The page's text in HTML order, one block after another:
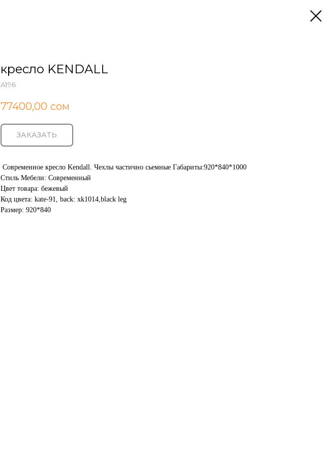
кресло KENDALL
A196
77400,00 сом
ЗАКАЗАТЬ
‎ Современное кресло Kendall. Чехлы частично сьемные Габариты:920*840*1000
Стиль Мебели: Современный
Цвет товара: бежевый
Код цвета: kate-91, back: xk1014,black leg
Размер: 920*840